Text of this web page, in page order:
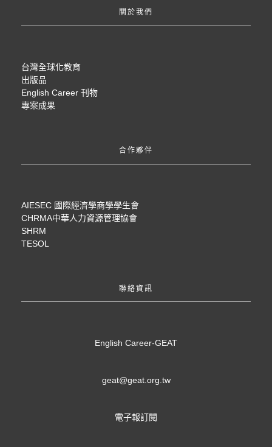
關於我們
台灣全球化教育
出版品
English Career 刊物
專案成果
合作夥伴
AIESEC 國際經濟學商學學生會
CHRMA中華人力資源管理協會
SHRM
TESOL
聯絡資訊
English Career-GEAT
geat@geat.org.tw
電子報訂閱